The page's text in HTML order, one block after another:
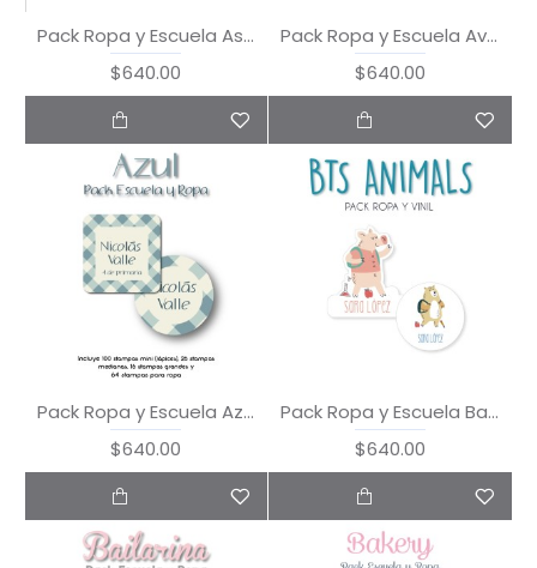
Pack Ropa y Escuela Astronaut
$640.00
Pack Ropa y Escuela Avengers
$640.00
Pack Ropa y Escuela Azul
$640.00
Pack Ropa y Escuela Back to School Animals
$640.00